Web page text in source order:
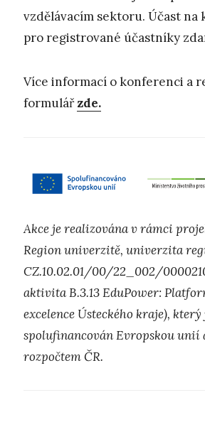
vzdělávacím sektoru. Účast na
pro registrované účastníky
Více informací o konferenci a
formulářzde.
Akce je realizována v rámci
Region univerzitě, univerzita
CZ.10.02.01/00/22_002/
aktivita B.3.13 EduPower:
excelence Ústeckého kraje), který
spolufinancován Evropskou unií
rozpočtem ČR.